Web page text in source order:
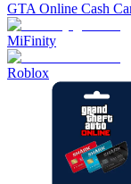
GTA Online Cash
MiFinity
Roblox